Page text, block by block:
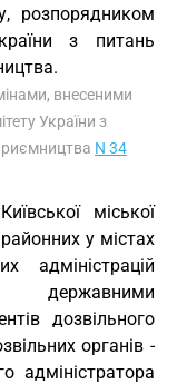
розпорядником
з питань
внесеними
України з
N 34
міської
у містах
адміністрацій
дозвільного
органів -
адміністратора